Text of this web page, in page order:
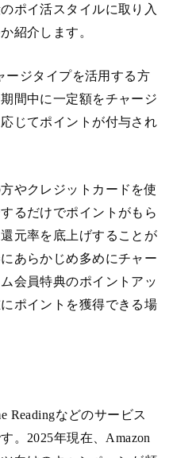
ポイ活スタイルに取り入
紹介します。
ージタイプを活用する方
間中に一定額をチャージ
じてポイントが付与され
やクレジットカードを使
るだけでポイントがもら
元率を底上げすることが
あらかじめ多めにチャー
会員特典のポイントアッ
ポイントを獲得できる場
Readingなどのサービス
。2025年現在、Amazon